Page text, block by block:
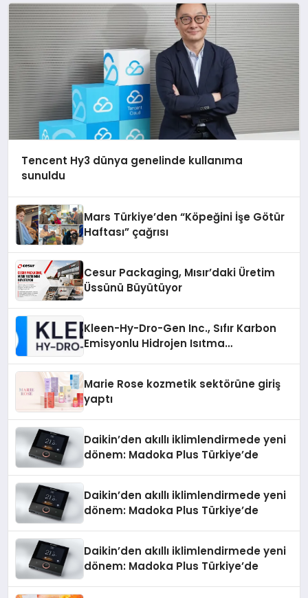
Tencent Hy3 dünya genelinde kullanıma
sunuldu
Mars Türkiye’den “Köpeğini İşe Götür
Haftası” çağrısı
Cesur Packaging, Mısır’daki Üretim
Üssünü Büyütüyor
Kleen-Hy-Dro-Gen Inc., Sıfır Karbon
Emisyonlu Hidrojen Isıtma
Marie Rose kozmetik sektörüne giriş
yaptı
Daikin’den akıllı iklimlendirmede yeni
dönem: Madoka Plus Türkiye’de
Daikin’den akıllı iklimlendirmede yeni
dönem: Madoka Plus Türkiye’de
Daikin’den akıllı iklimlendirmede yeni
dönem: Madoka Plus Türkiye’de